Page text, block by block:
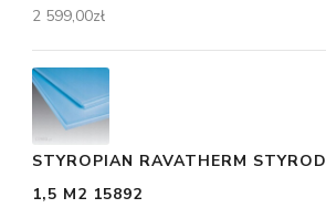
2 599,00zł
STYROPIAN RAVATHERM
1,5 M2 15892